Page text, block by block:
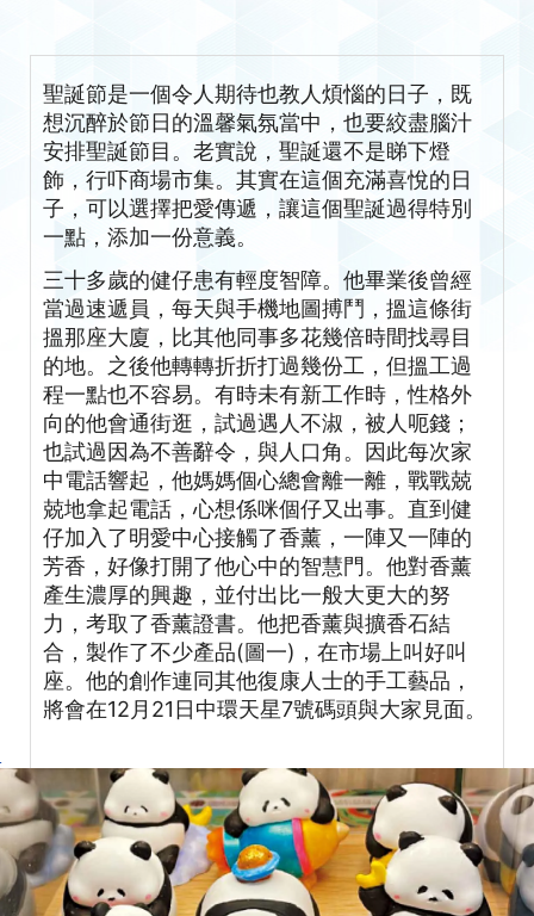
聖誕節是一個令人期待也教人煩惱的日子，既
想沉醉於節日的溫馨氣氛當中，也要絞盡腦汁
安排聖誕節目。老實說，聖誕還不是睇下燈
飾，行吓商場市集。其實在這個充滿喜悅的日
子，可以選擇把愛傳遞，讓這個聖誕過得特別
一點，添加一份意義。
三十多歲的健仔患有輕度智障。他畢業後曾經
當過速遞員，每天與手機地圖搏鬥，搵這條街
搵那座大廈，比其他同事多花幾倍時間找尋目
的地。之後他轉轉折折打過幾份工，但搵工過
程一點也不容易。有時未有新工作時，性格外
向的他會通街逛，試過遇人不淑，被人呃錢；
也試過因為不善辭令，與人口角。因此每次家
中電話響起，他媽媽個心總會離一離，戰戰兢
兢地拿起電話，心想係咪個仔又出事。直到健
仔加入了明愛中心接觸了香薰，一陣又一陣的
芳香，好像打開了他心中的智慧門。他對香薰
產生濃厚的興趣，並付出比一般大更大的努
力，考取了香薰證書。他把香薰與擴香石結
合，製作了不少產品(圖一)，在市場上叫好叫
座。他的創作連同其他復康人士的手工藝品，
將會在12月21日中環天星7號碼頭與大家見面。